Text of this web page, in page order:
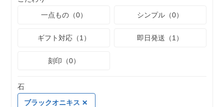
一点もの（0）
シンプル（0）
ギフト対応（1） 即日発送（1）
刻印（0）
石
ブラックオニキス